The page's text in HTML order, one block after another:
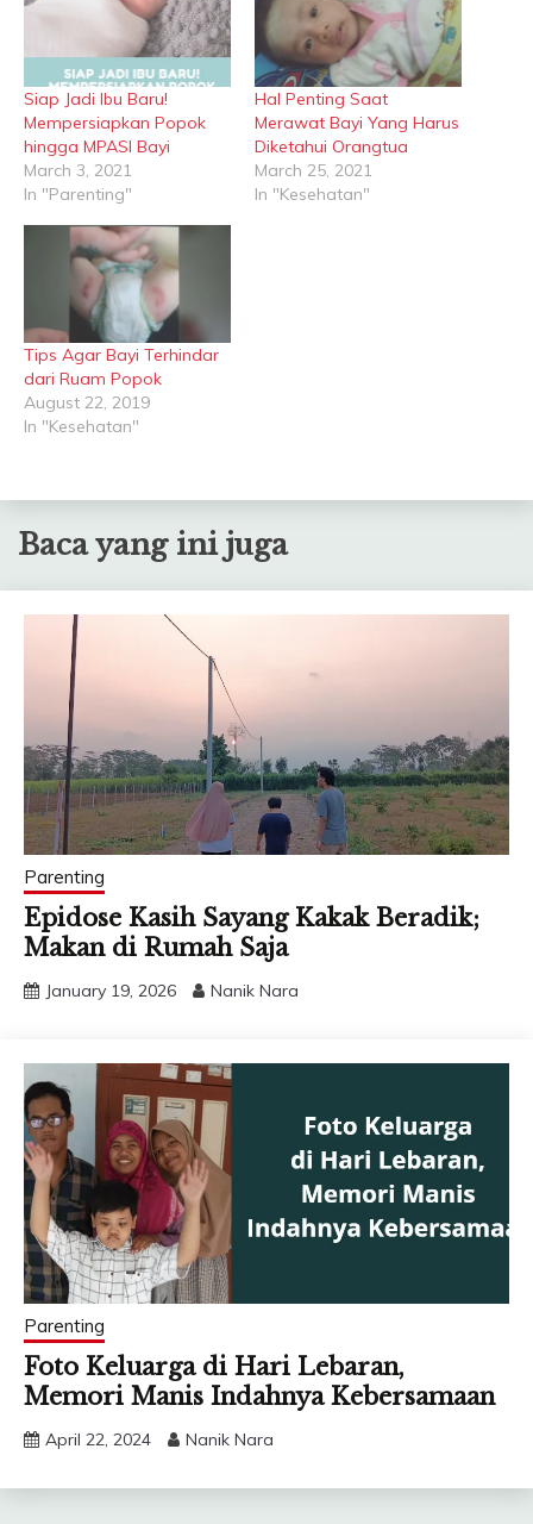
Siap Jadi Ibu Baru!
Mempersiapkan Popok
hingga MPASI Bayi
March 3, 2021
In "Parenting"
Hal Penting Saat
Merawat Bayi Yang Harus
Diketahui Orangtua
March 25, 2021
In "Kesehatan"
Tips Agar Bayi Terhindar
dari Ruam Popok
August 22, 2019
In "Kesehatan"
Baca yang ini juga
Parenting
Epidose Kasih Sayang Kakak Beradik;
Makan di Rumah Saja
January 19, 2026 Nanik Nara
Parenting
Foto Keluarga di Hari Lebaran,
Memori Manis Indahnya Kebersamaan
April 22, 2024 Nanik Nara